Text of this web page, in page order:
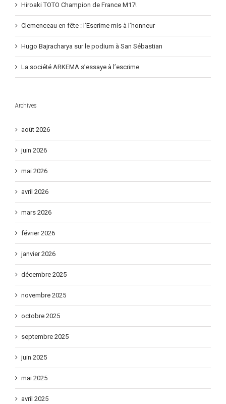
Hiroaki TOTO Champion de France M17!
Clemenceau en fête : l’Escrime mis à l’honneur
Hugo Bajracharya sur le podium à San Sébastian
La société ARKEMA s’essaye à l’escrime
Archives
août 2026
juin 2026
mai 2026
avril 2026
mars 2026
février 2026
janvier 2026
décembre 2025
novembre 2025
octobre 2025
septembre 2025
juin 2025
mai 2025
avril 2025